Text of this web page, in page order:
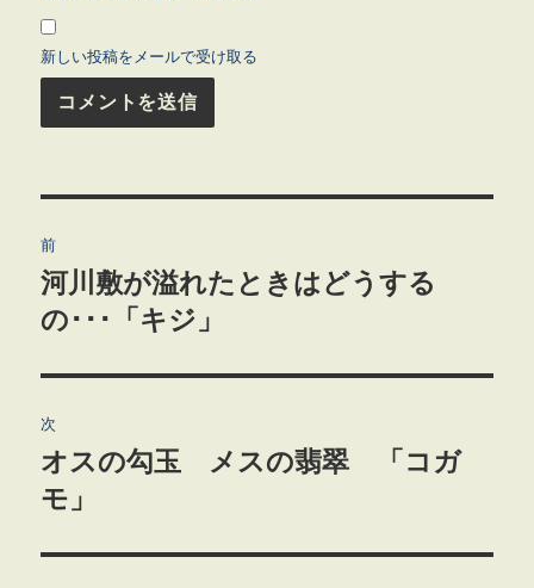
新しい投稿をメールで受け取る
稿
ナ
ビ
ゲ
ー
前
前
の
稿:
河川敷が溢れたときはどうする
の･･･「キジ」
次
次
の
稿:
オスの勾玉 メスの翡翠 「コガ
モ」